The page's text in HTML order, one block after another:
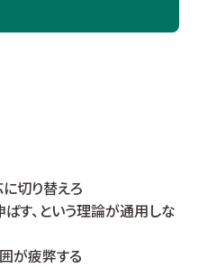
切り替えろ
す、という理論が通用しな
が疲弊する